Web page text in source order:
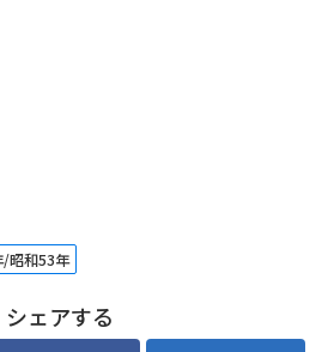
/昭和53年
シェアする